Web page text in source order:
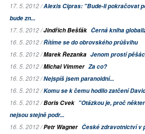
17. 5. 2012 /Alexis Cipras: "Bude-li pokračovat
bude zn...
17. 5. 2012 /Jindřich Bešťák Černá kniha
16. 5. 2012 /Řítíme se do obrovského průšvihu
16. 5. 2012 /Marek Řezanka Jenom prostí
16. 5. 2012 /Michal Vimmer Za co?
16. 5. 2012 /Nejspíš jsem paranoidní...
16. 5. 2012 /Komu se k čemu hodilo zatčení
16. 5. 2012 /Boris Cvek "Otázkou je, proč
nejsou stejně podr...
16. 5. 2012 /Petr Wagner České zdravotnictví v